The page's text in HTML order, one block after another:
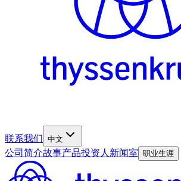
联系我们 中文
公司简介故事产品投资人 新闻室 职业生涯